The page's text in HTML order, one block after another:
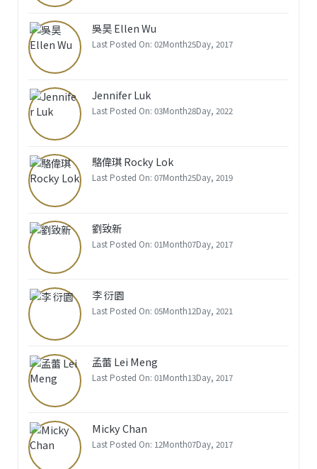
吳昊 Ellen Wu
Last Posted On: 02Month25Day, 2017
Jennifer Luk
Last Posted On: 03Month28Day, 2022
駱偉琪 Rocky Lok
Last Posted On: 07Month25Day, 2019
劉致新
Last Posted On: 01Month07Day, 2017
李 衍園
Last Posted On: 05Month12Day, 2021
孟蕾 Lei Meng
Last Posted On: 01Month13Day, 2017
Micky Chan
Last Posted On: 12Month07Day, 2017